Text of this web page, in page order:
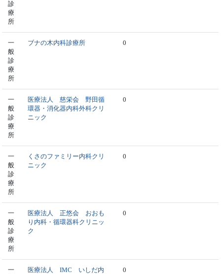
診
療
所
一
般
診
療
所
ブナの木内科診療所 0
一
般
診
療
所
医療法人 慈栄会 野田循
環器・消化器内科外科クリ
ニック
0
一
般
診
療
所
くさのファミリー内科クリ
ニック
0
一
般
診
療
所
医療法人 正悠会 おおも
り内科・循環器科クリニッ
ク
0
一
医療法人 IMC いしだ内
0